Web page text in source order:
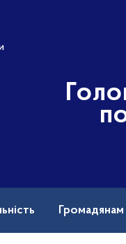
Громадянам